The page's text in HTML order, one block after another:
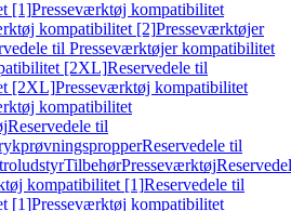
[1]Presseværktøj kompatibilitet
kompatibilitet [2]Presseværktøjer
til Presseværktøjer kompatibilitet
[2XL]Reservedele til
[2XL]Presseværktøj kompatibilitet
kompatibilitet
Reservedele til
Reservedele til
TilbehørPresseværktøj
kompatibilitet [1]Reservedele til
[1]Presseværktøj kompatibilitet